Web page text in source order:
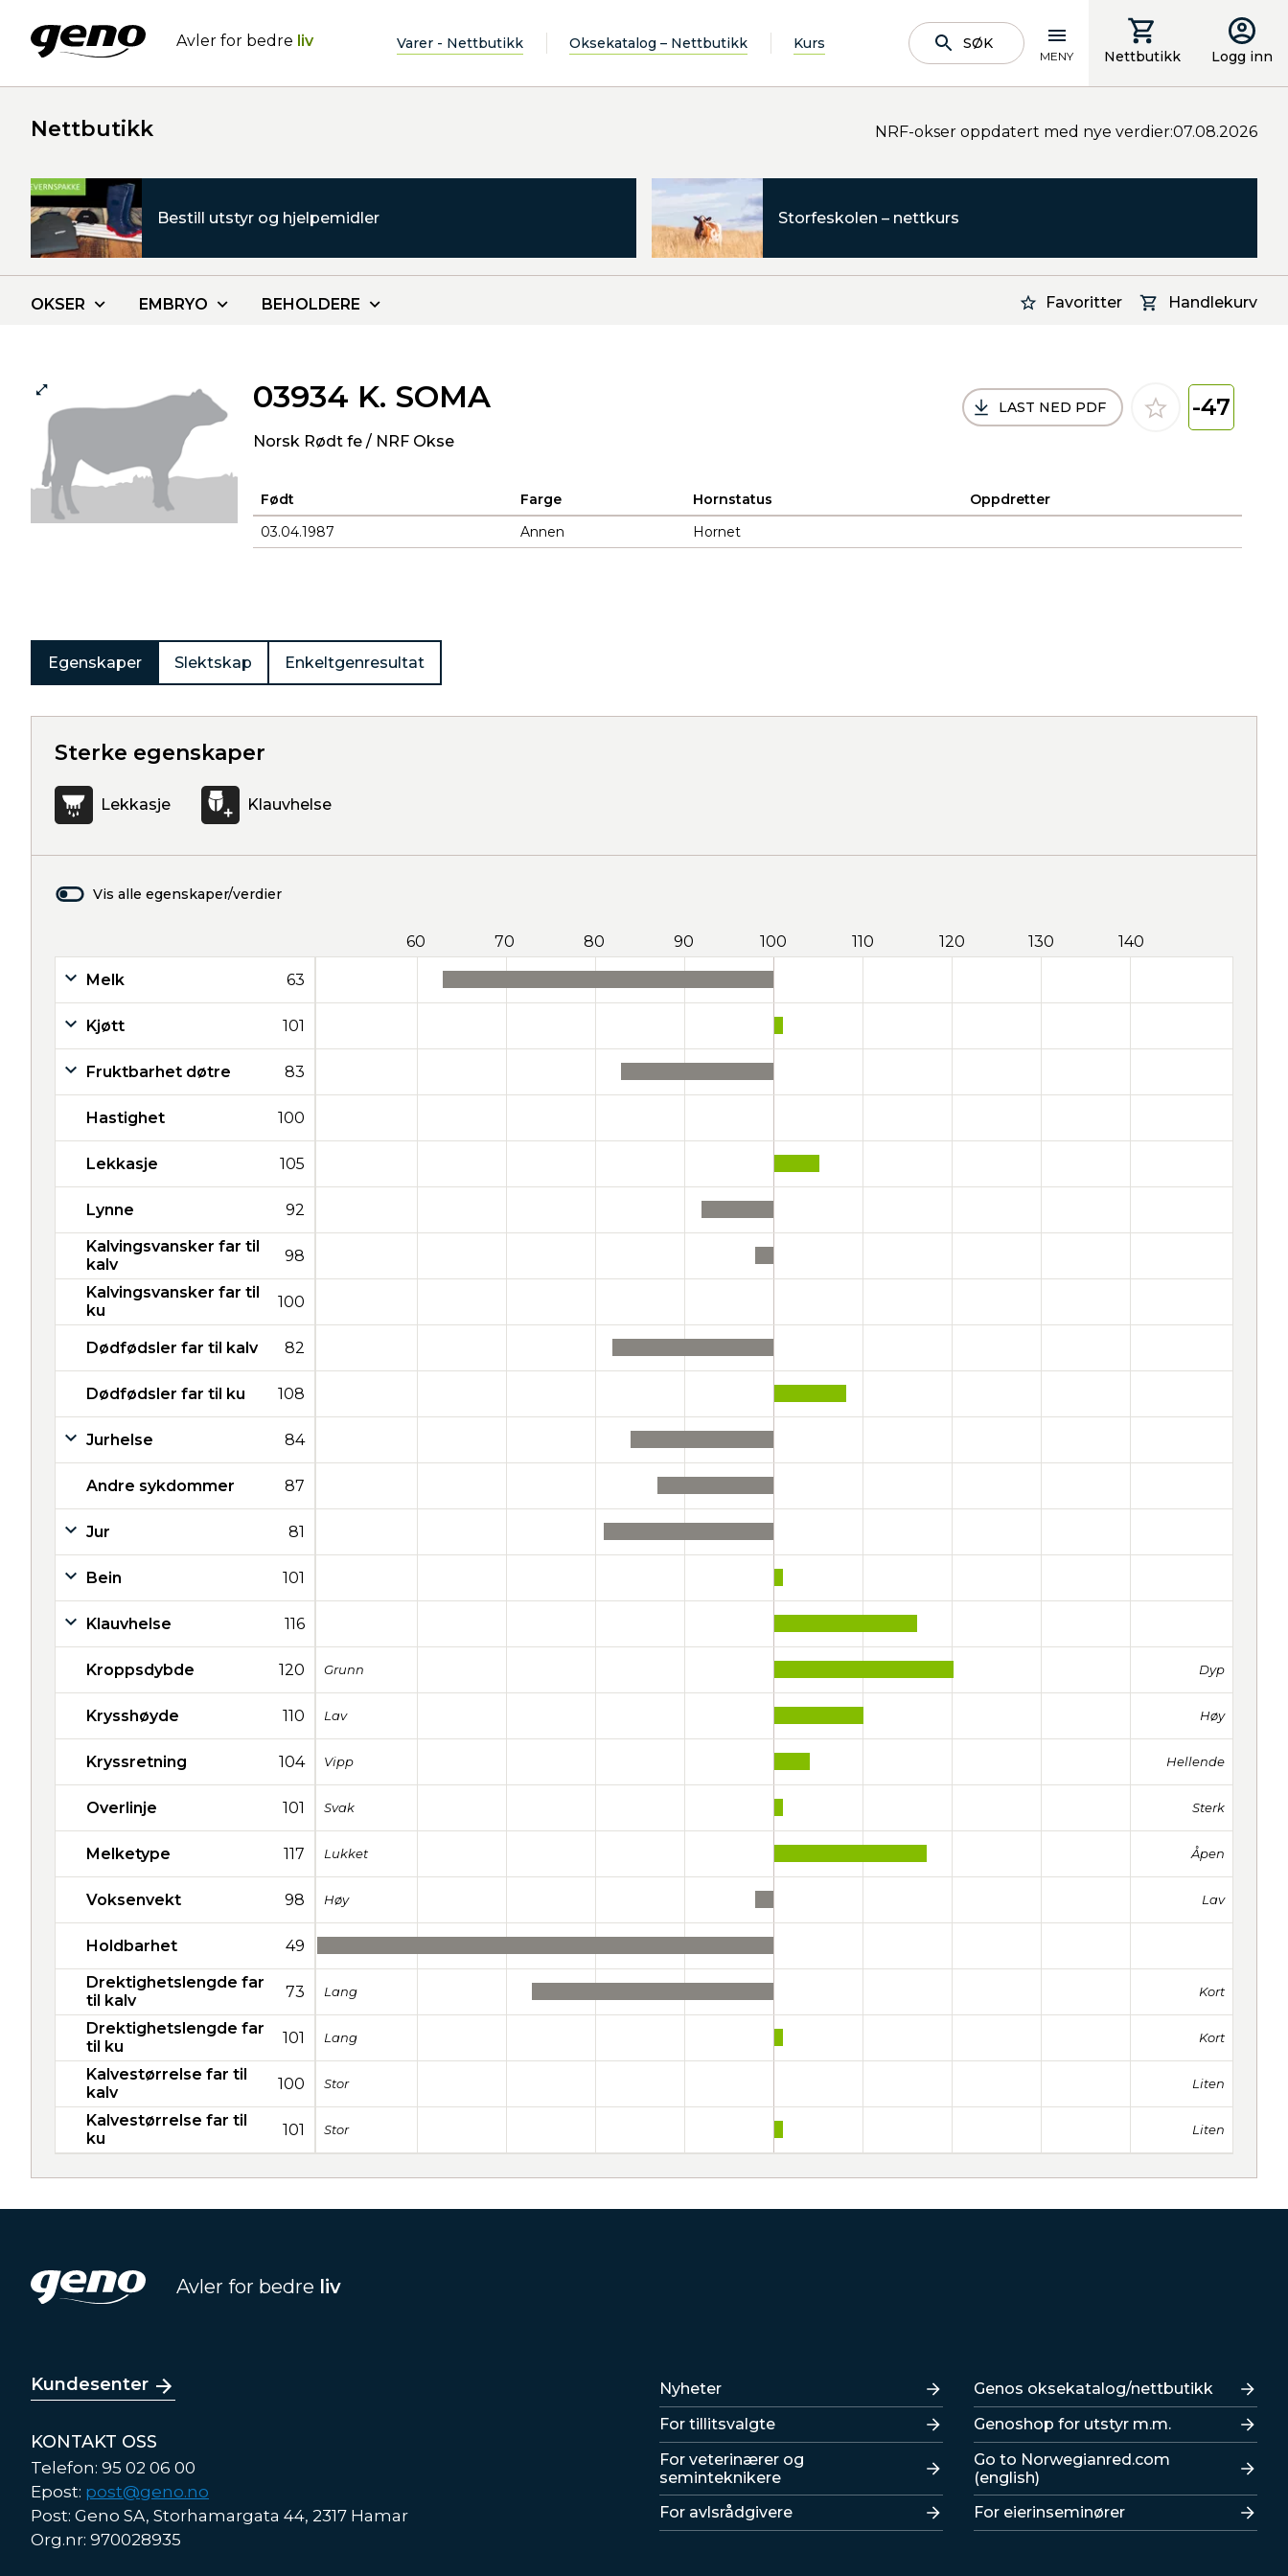
Avler for bedre liv Varer - Nettbutikk Oksekatalog – Nettbutikk Kurs SØK
MENY Nettbutikk Logg inn
Nettbutikk NRF-okser oppdatert med nye verdier:07.08.2026
Bestill utstyr og hjelpemidler Storfeskolen – nettkurs
Favoritter Handlekurv
OKSER EMBRYO BEHOLDERE
03934 K. SOMA
Norsk Rødt fe / NRF Okse
LAST NED PDF -47
Født Farge Hornstatus
Oppdretter
03.04.1987
Annen Hornet
Egenskaper Slektskap Enkeltgenresultat
Sterke egenskaper
Lekkasje Klauvhelse
Vis alle egenskaper/verdier
60 70 80 90 100 110 120 130 140
Melk 63
Kjøtt 101
Fruktbarhet døtre 83
Hastighet 100
Lekkasje 105
Lynne 92
Kalvingsvansker far til
kalv
98
Kalvingsvansker far til
ku
100
Dødfødsler far til kalv 82
Dødfødsler far til ku 108
Jurhelse 84
Andre sykdommer 87
Jur 81
Bein 101
Klauvhelse 116
Kroppsdybde 120 Grunn Dyp
Krysshøyde 110 Lav Høy
Kryssretning 104 Vipp Hellende
Overlinje 101 Svak Sterk
Melketype 117 Lukket Åpen
Voksenvekt 98 Høy Lav
Holdbarhet 49
Drektighetslengde far
til kalv
73 Lang Kort
Drektighetslengde far
til ku
101 Lang Kort
Kalvestørrelse far til
kalv
100 Stor Liten
Kalvestørrelse far til
ku
101 Stor Liten
Avler for bedre liv
Kundesenter
KONTAKT OSS
Telefon: 95 02 06 00
Epost: post@geno.no
Post: Geno SA, Storhamargata 44, 2317 Hamar
Org.nr: 970028935
Lenker
Nyheter
For tillitsvalgte
For veterinærer og
seminteknikere
For avlsrådgivere
Lenker
Genos oksekatalog/nettbutikk
Genoshop for utstyr m.m.
Go to Norwegianred.com
(english)
For eierinseminører